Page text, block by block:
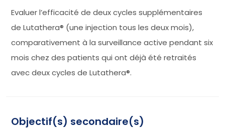
Evaluer l’efficacité de deux cycles supplémentaires
de Lutathera® (une injection tous les deux mois),
comparativement à la surveillance active pendant six
mois chez des patients qui ont déjà été retraités
avec deux cycles de Lutathera®.
Objectif(s) secondaire(s)